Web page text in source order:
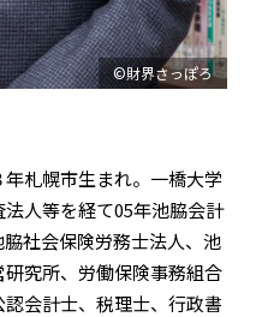
©財界さっぽろ
年札幌市生まれ。一橋大学
人等を経て05年池脇会計
社会保険労務士法人、池
究所、労働保険事務組合
会計士、税理士、行政書